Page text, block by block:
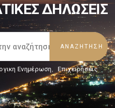
ΔΗΛΩΣΕΙΣ
Ενημέρωση, Επιχειρήσεις